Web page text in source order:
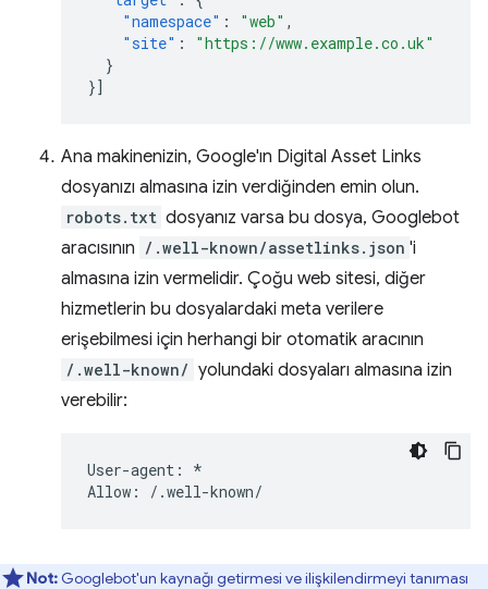
"namespace" : "web" ,
"site" :
"https://www.example.co.uk"
}
}]
Ana makinenizin, Google'ın Digital Asset Links
dosyanızı almasına izin verdiğinden emin olun.
robots.txt dosyanız varsa bu dosya, Googlebot
aracısının /.well-known/assetlinks.json 'i
almasına izin vermelidir. Çoğu web sitesi, diğer
hizmetlerin bu dosyalardaki meta verilere
erişebilmesi için herhangi bir otomatik aracının
/.well-known/ yolundaki dosyaları almasına izin
verebilir:
User-agent: *
Not: Googlebot'un kaynağı getirmesi ve ilişkilendirmeyi tanıması